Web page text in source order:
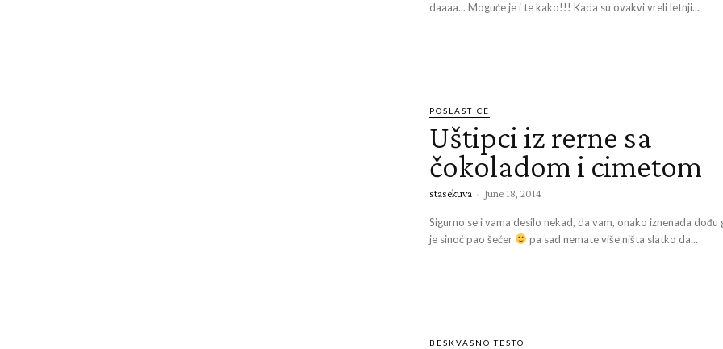
daaaa... Moguće je i te kako!!! Kada su ovakvi vreli letnji...
POSLASTICE
Uštipci iz rerne sa
čokoladom i cimetom
stasekuva - June 18, 2014
Sigurno se i vama desilo nekad, da vam, onako iznenada dođu
je sinoć pao šećer
pa sad nemate više ništa slatko da...
BESKVASNO TESTO